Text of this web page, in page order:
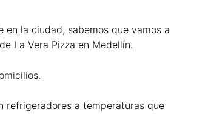
la ciudad, sabemos que vamos a
La Vera Pizza en Medellín.
refrigeradores a temperaturas que